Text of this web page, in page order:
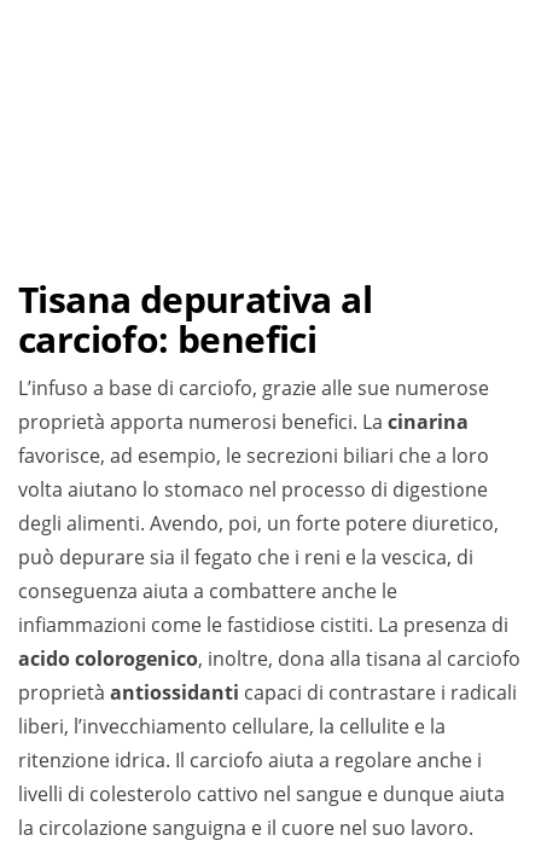
Tisana depurativa al
carciofo: benefici
L’infuso a base di carciofo, grazie alle sue numerose
proprietà apporta numerosi benefici. La cinarina
favorisce, ad esempio, le secrezioni biliari che a loro
volta aiutano lo stomaco nel processo di digestione
degli alimenti. Avendo, poi, un forte potere diuretico,
può depurare sia il fegato che i reni e la vescica, di
conseguenza aiuta a combattere anche le
infiammazioni come le fastidiose cistiti. La presenza di
acido colorogenico, inoltre, dona alla tisana al carciofo
proprietà antiossidanti capaci di contrastare i radicali
liberi, l’invecchiamento cellulare, la cellulite e la
ritenzione idrica. Il carciofo aiuta a regolare anche i
livelli di colesterolo cattivo nel sangue e dunque aiuta
la circolazione sanguigna e il cuore nel suo lavoro.